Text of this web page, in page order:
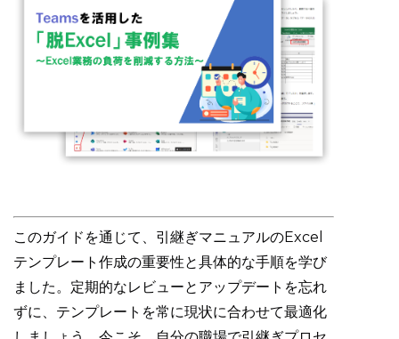
このガイドを通じて、引継ぎマニュアルのExcel
テンプレート作成の重要性と具体的な手順を学び
ました。定期的なレビューとアップデートを忘れ
ずに、テンプレートを常に現状に合わせて最適化